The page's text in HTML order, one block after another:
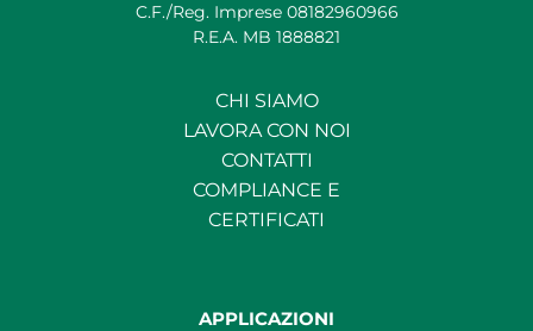
C.F./Reg. Imprese 08182960966
R.E.A. MB 1888821
CHI SIAMO
LAVORA CON NOI
CONTATTI
COMPLIANCE E
CERTIFICATI
APPLICAZIONI